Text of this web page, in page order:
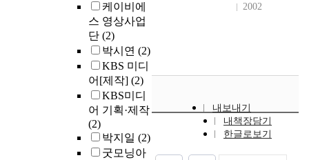
케이비에
스 영상사업
단 (2)
박시연 (2)
KBS 미디
어[제작] (2)
KBS미디
어 기획·제작
(2)
박지일 (2)
굿모닝아
2002
내보내기
내책장담기
한글로보기